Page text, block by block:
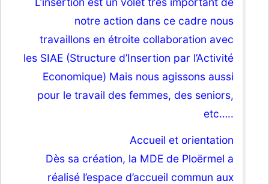
notre action dans ce cadre nous
travaillons en étroite collaboration avec
les SIAE (Structure d’Insertion par l’Activité
Economique) Mais nous agissons aussi
pour le travail des femmes, des seniors,
etc…..
Accueil et orientation
Dès sa création, la MDE de Ploërmel a
réalisé l’espace d’accueil commun aux